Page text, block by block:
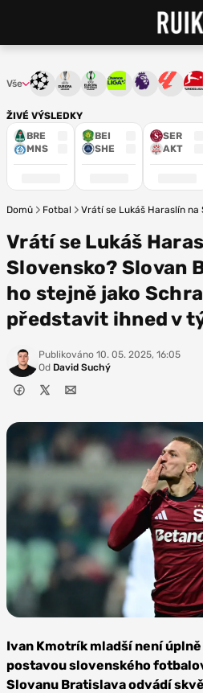
ŽIVÉ VÝSLEDKY
BRE
MNS
BEI
SHE
SER
AKT
Vše Liga mistrůEvropská liga
Konferenční liga
Chance liga
PremierLa Liga
Domů Fotbal Vrátí se Lukáš Haraslín
Vrátí se Lukáš
Slovensko? Slovan
ho stejně jako
představit ihned v
Publikováno 10. 05. 2025, 16:05
Od David Suchý
Sparta Praha
Ivan Kmotrík mladší není
postavou slovenského
Slovanu Bratislava odvádí